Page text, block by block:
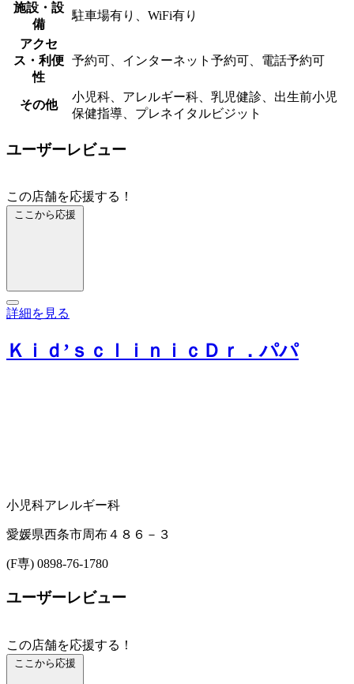
施設・設
備
駐車場有り、WiFi有り
アクセ
ス・利便
性
予約可、インターネット予約可、電話予約可
その他
小児科、アレルギー科、乳児健診、出生前小児
保健指導、プレネイタルビジット
ユーザーレビュー
この店舗を応援する！
ここから応援
詳細を見る
Ｋｉｄ’ｓｃｌｉｎｉｃＤｒ．パパ
小児科アレルギー科
愛媛県西条市周布４８６－３
(F専) 0898-76-1780
ユーザーレビュー
この店舗を応援する！
ここから応援